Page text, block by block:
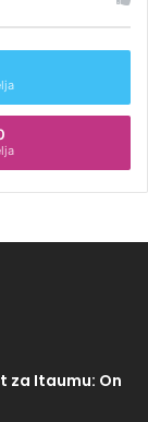
za Itaumu: On